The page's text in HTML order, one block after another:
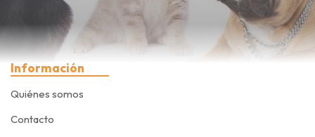
Información
Quiénes somos
Contacto